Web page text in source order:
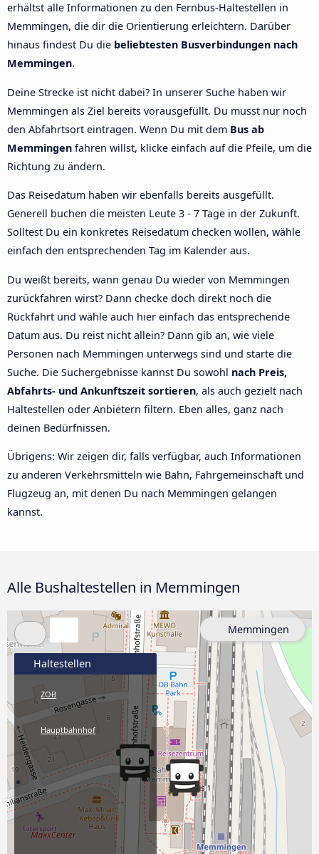
erhältst alle Informationen zu den Fernbus-Haltestellen in
Memmingen, die dir die Orientierung erleichtern. Darüber
hinaus findest Du die beliebtesten Busverbindungen nach
Memmingen.
Deine Strecke ist nicht dabei? In unserer Suche haben wir
Memmingen als Ziel bereits vorausgefüllt. Du musst nur noch
den Abfahrtsort eintragen. Wenn Du mit dem Bus ab
Memmingen fahren willst, klicke einfach auf die Pfeile, um die
Richtung zu ändern.
Das Reisedatum haben wir ebenfalls bereits ausgefüllt.
Generell buchen die meisten Leute 3 - 7 Tage in der Zukunft.
Solltest Du ein konkretes Reisedatum checken wollen, wähle
einfach den entsprechenden Tag im Kalender aus.
Du weißt bereits, wann genau Du wieder von Memmingen
zurückfahren wirst? Dann checke doch direkt noch die
Rückfahrt und wähle auch hier einfach das entsprechende
Datum aus. Du reist nicht allein? Dann gib an, wie viele
Personen nach Memmingen unterwegs sind und starte die
Suche. Die Suchergebnisse kannst Du sowohl nach Preis,
Abfahrts- und Ankunftszeit sortieren, als auch gezielt nach
Haltestellen oder Anbietern filtern. Eben alles, ganz nach
deinen Bedürfnissen.
Übrigens: Wir zeigen dir, falls verfügbar, auch Informationen
zu anderen Verkehrsmitteln wie Bahn, Fahrgemeinschaft und
Flugzeug an, mit denen Du nach Memmingen gelangen
kannst.
Alle Bushaltestellen in Memmingen
Haltestellen
ZOB
Hauptbahnhof
Memmingen